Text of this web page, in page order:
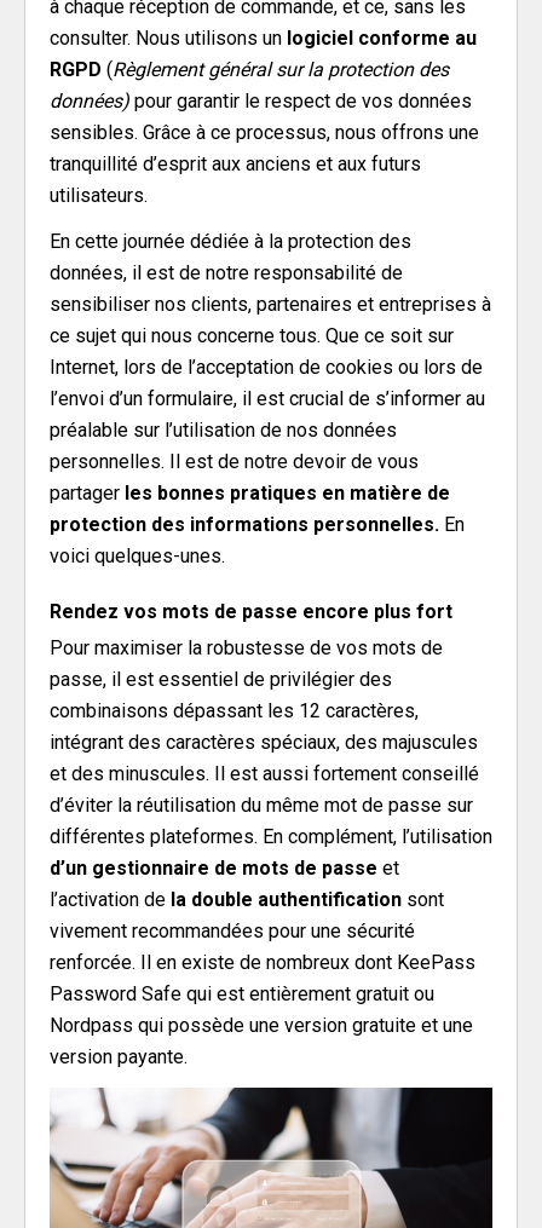
à chaque réception de commande, et ce, sans les
consulter. Nous utilisons un logiciel conforme au
RGPD (Règlement général sur la protection des
données) pour garantir le respect de vos données
sensibles. Grâce à ce processus, nous offrons une
tranquillité d’esprit aux anciens et aux futurs
utilisateurs.
En cette journée dédiée à la protection des
données, il est de notre responsabilité de
sensibiliser nos clients, partenaires et entreprises à
ce sujet qui nous concerne tous. Que ce soit sur
Internet, lors de l’acceptation de cookies ou lors de
l’envoi d’un formulaire, il est crucial de s’informer au
préalable sur l’utilisation de nos données
personnelles. Il est de notre devoir de vous
partager les bonnes pratiques en matière de
protection des informations personnelles. En
voici quelques-unes.
Rendez vos mots de passe encore plus fort
Pour maximiser la robustesse de vos mots de
passe, il est essentiel de privilégier des
combinaisons dépassant les 12 caractères,
intégrant des caractères spéciaux, des majuscules
et des minuscules. Il est aussi fortement conseillé
d’éviter la réutilisation du même mot de passe sur
différentes plateformes. En complément, l’utilisation
d’un gestionnaire de mots de passe et
l’activation de la double authentification sont
vivement recommandées pour une sécurité
renforcée. Il en existe de nombreux dont KeePass
Password Safe qui est entièrement gratuit ou
Nordpass qui possède une version gratuite et une
version payante.